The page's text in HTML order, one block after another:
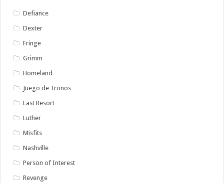
Defiance
Dexter
Fringe
Grimm
Homeland
Juego de Tronos
Last Resort
Luther
Misfits
Nashville
Person of Interest
Revenge